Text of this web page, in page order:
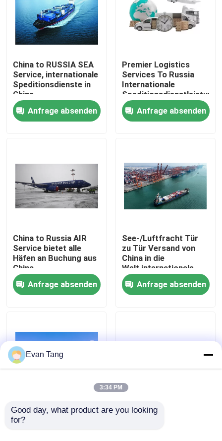
Produkte
Über uns
Werksbesichtigung
Kontakt mit uns
China to RUSSIA SEA
Service, internationale
Speditionsdienste in
China
Anfrage absenden
Premier Logistics
Services To Russia
Internationale
für Güter
Anfrage absenden
China to Russia AIR
Service bietet alle
Häfen an Buchung aus
China
Anfrage absenden
See-/Luftfracht Tür
zu Tür Versand von
China in die
Welt,internationale
Fracht,Frachtlieferungen
von Tür zu Tür
Anfrage absenden
DHL Ups Global
Freight Internationale
DDP Dubai Delivery
Evan Tang
3:34 PM
Good day, what product are you looking
for?